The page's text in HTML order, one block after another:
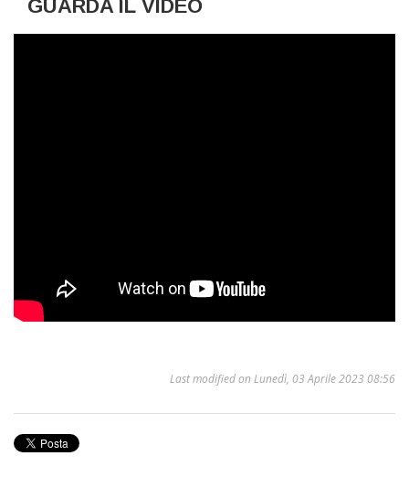
GUARDA IL VIDEO
Last modified on Lunedì, 03 Aprile 2023 08:56